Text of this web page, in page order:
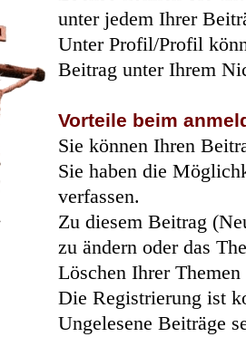
unter jedem Ihrer
Unter Profil/Profil
Beitrag unter Ihrem
Vorteile beim
Sie können Ihren
Sie haben die
verfassen.
Zu diesem Beitrag
zu ändern oder das
Löschen Ihrer
Die Registrierung ist
Ungelesene Beiträge